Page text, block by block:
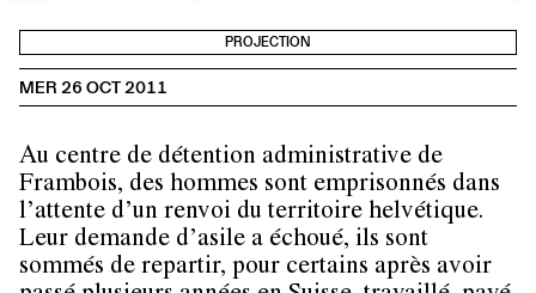
PROJECTION
MER 26 OCT 2011
Au centre de détention administrative de
Frambois, des hommes sont emprisonnés dans
l’attente d’un renvoi du territoire helvétique.
Leur demande d’asile a échoué, ils sont
sommés de repartir, pour certains après avoir